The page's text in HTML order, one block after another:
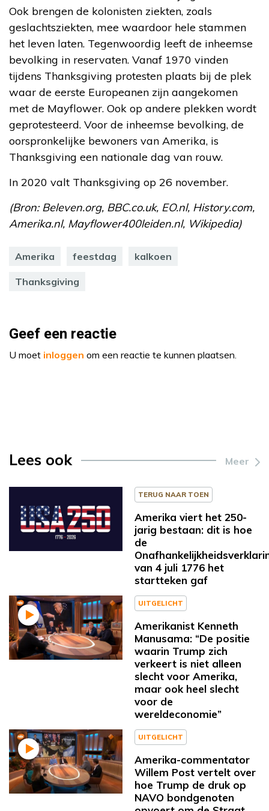
Ook brengen de kolonisten ziekten, zoals
geslachtsziekten, mee waardoor hele stammen
het leven laten. Tegenwoordig leeft de inheemse
bevolking in reservaten. Vanaf 1970 vinden
tijdens Thanksgiving protesten plaats bij de plek
waar de eerste Europeanen zijn aangekomen
met de Mayflower. Ook op andere plekken wordt
geprotesteerd. Voor de inheemse bevolking, de
oorspronkelijke bewoners van Amerika, is
Thanksgiving een nationale dag van rouw.
In 2020 valt Thanksgiving op 26 november.
(Bron: Beleven.org, BBC.co.uk, EO.nl, History.com,
Amerika.nl, Mayflower400leiden.nl, Wikipedia)
Amerika feestdag kalkoen
Thanksgiving
Geef een reactie
U moet inloggen om een reactie te kunnen plaatsen.
Lees ook Meer
TERUG NAAR TOEN
Amerika viert het 250-
jarig bestaan: dit is hoe
de
van 4 juli 1776 het
startteken gaf
UITGELICHT
Amerikanist Kenneth
Manusama: “De positie
waarin Trump zich
verkeert is niet alleen
slecht voor Amerika,
maar ook heel slecht
voor de
wereldeconomie”
UITGELICHT
Amerika-commentator
Willem Post vertelt over
hoe Trump de druk op
NAVO bondgenoten